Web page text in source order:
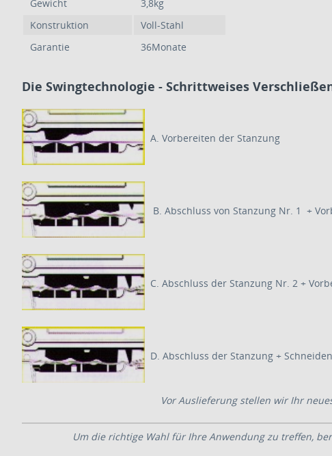
Gewicht
3,8kg
Konstruktion
Voll-Stahl
Garantie
36Monate
Die Swingtechnologie - Schrittweises
A. Vorbereiten der Stanzung
B. Abschluss von Stanzung Nr. 1 +
C. Abschluss der Stanzung Nr. 2 +
D. Abschluss der Stanzung +
Vor Auslieferung stellen wir Ihr
Um die richtige Wahl für Ihre Anwendung zu treffen,